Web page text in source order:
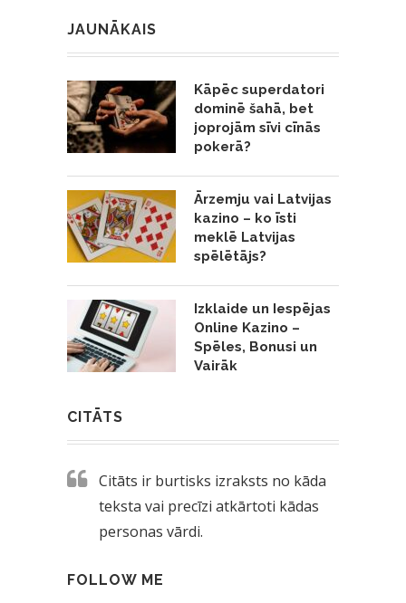
JAUNĀKAIS
Kāpēc superdatori
dominē šahā, bet
joprojām sīvi cīnās
pokerā?
Ārzemju vai Latvijas
kazino – ko īsti
meklē Latvijas
spēlētājs?
Izklaide un Iespējas
Online Kazino –
Spēles, Bonusi un
Vairāk
CITĀTS
Citāts ir burtisks izraksts no kāda
teksta vai precīzi atkārtoti kādas
personas vārdi.
FOLLOW ME